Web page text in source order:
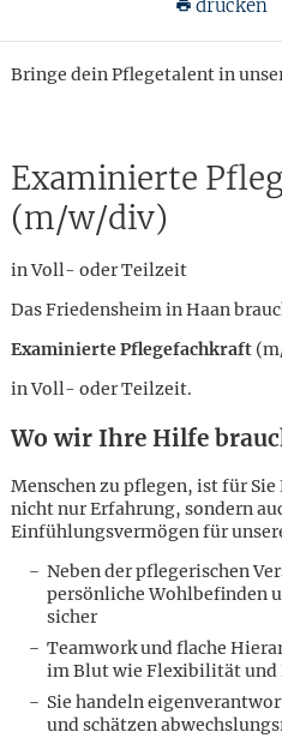
drucken
Bringe dein Pflegetalent in
Examinierte
(m/w/div)
in Voll- oder Teilzeit
Das Friedensheim in Haan
Examinierte Pflegefachkraft
in Voll- oder Teilzeit.
Wo wir Ihre Hilfe
Menschen zu pflegen, ist für Sie
nicht nur Erfahrung, sondern
Einfühlungsvermögen für
Neben der pflegerischen
persönliche Wohlbefinden
sicher
Teamwork und flache
im Blut wie Flexibilität und
Sie handeln
und schätzen
Karte